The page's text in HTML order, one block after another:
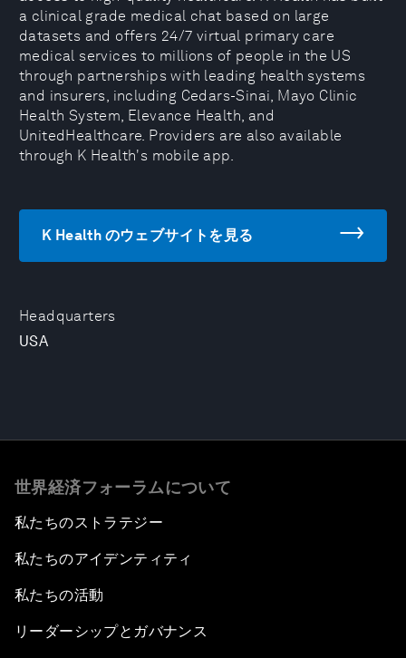
Headquarters
USA
a clinical grade medical chat based on large
datasets and offers 24/7 virtual primary care
medical services to millions of people in the US
through partnerships with leading health systems
and insurers, including Cedars-Sinai, Mayo Clinic
Health System, Elevance Health, and
UnitedHealthcare. Providers are also available
through K Health's mobile app.
K Health のウェブサイトを見る
世界経済フォーラムについて
私たちのストラテジー
私たちのアイデンティティ
私たちの活動
リーダーシップとガバナンス